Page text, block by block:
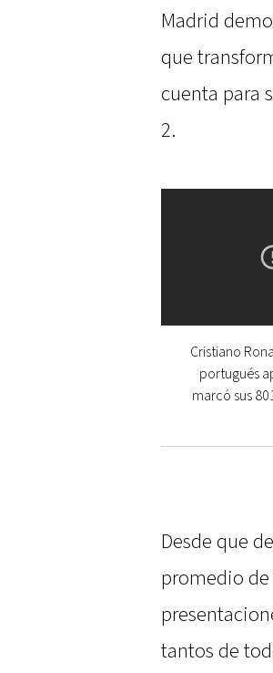
Madrid
que
cuenta para
2.
Cristiano
portugués
marcó sus
Desde que
promedio de
tantos de